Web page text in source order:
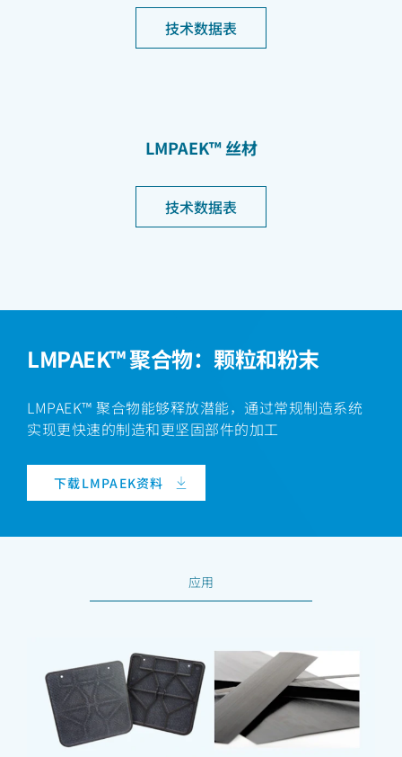
技术数据表
LMPAEK™ 丝材
技术数据表
LMPAEK™ 聚合物：颗粒和粉末
LMPAEK™ 聚合物能够释放潜能，通过常规制造系统
实现更快速的制造和更坚固部件的加工
下载LMPAEK资料
应用